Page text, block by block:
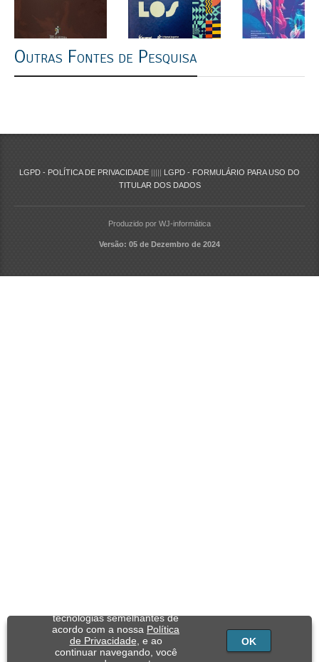
tecnologias semelhantes de
acordo com a nossa Política
de Privacidade , e ao
continuar navegando, você
OK
Outras Fontes de Pesquisa
LGPD - POLÍTICA DE PRIVACIDADE ||||| LGPD - FORMULÁRIO PARA USO DO
TITULAR DOS DADOS
Produzido por WJ-informática
Versão: 05 de Dezembro de 2024